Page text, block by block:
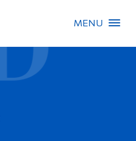
MENU
sur le site
de personnes